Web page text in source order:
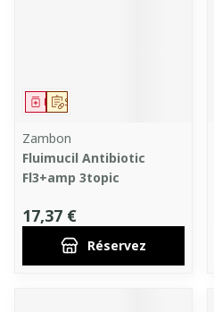
Sur prescription
Médicament
Zambon
Fluimucil Antibiotic
Fl3+amp 3topic
17,37 €
Réservez